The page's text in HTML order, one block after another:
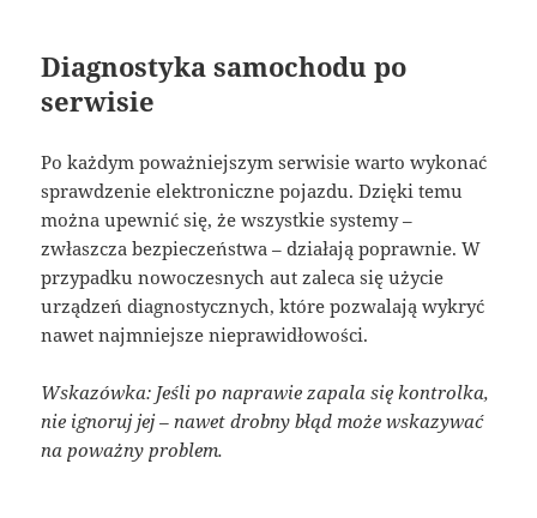
Diagnostyka samochodu po
serwisie
Po każdym poważniejszym serwisie warto wykonać
sprawdzenie elektroniczne pojazdu. Dzięki temu
można upewnić się, że wszystkie systemy –
zwłaszcza bezpieczeństwa – działają poprawnie. W
przypadku nowoczesnych aut zaleca się użycie
urządzeń diagnostycznych, które pozwalają wykryć
nawet najmniejsze nieprawidłowości.
Wskazówka: Jeśli po naprawie zapala się kontrolka,
nie ignoruj jej – nawet drobny błąd może wskazywać
na poważny problem.